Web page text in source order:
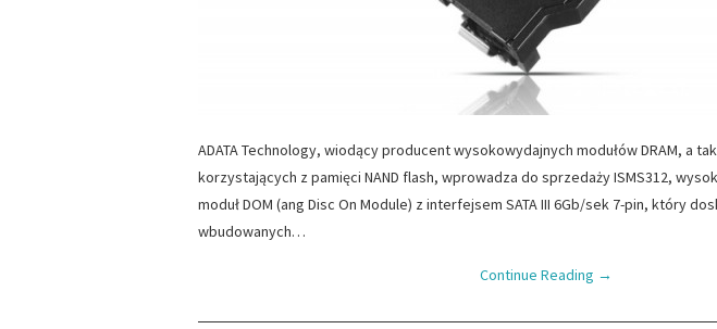
ADATA Technology, wiodący producent wysokowydajnych modułów DRAM, a
korzystających z pamięci NAND flash, wprowadza do sprzedaży ISMS312,
moduł DOM (ang Disc On Module) z interfejsem SATA III 6Gb/sek 7-pin, który
wbudowanych…
Continue Reading →